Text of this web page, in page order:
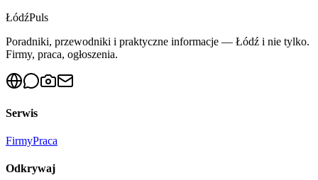
ŁódźPuls
Poradniki, przewodniki i praktyczne informacje — Łódź i nie tylko.
Firmy, praca, ogłoszenia.
Serwis
FirmyPraca
Odkrywaj